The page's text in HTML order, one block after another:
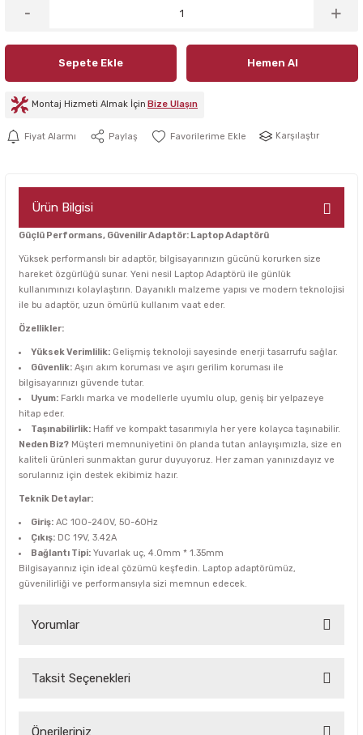
Sepete Ekle Hemen Al
Montaj Hizmeti Almak İçin Bize Ulaşın
Fiyat Alarmı Paylaş Karşılaştır
Ürün Bilgisi
Güçlü Performans, Güvenilir Adaptör: Laptop Adaptörü
Yüksek performanslı bir adaptör, bilgisayarınızın gücünü korurken size
hareket özgürlüğü sunar. Yeni nesil Laptop Adaptörü ile günlük
kullanımınızı kolaylaştırın. Dayanıklı malzeme yapısı ve modern teknolojisi
ile bu adaptör, uzun ömürlü kullanım vaat eder.
Özellikler:
Yüksek Verimlilik: Gelişmiş teknoloji sayesinde enerji tasarrufu sağlar.
Güvenlik: Aşırı akım koruması ve aşırı gerilim koruması ile
bilgisayarınızı güvende tutar.
Uyum: Farklı marka ve modellerle uyumlu olup, geniş bir yelpazeye
hitap eder.
Taşınabilirlik: Hafif ve kompakt tasarımıyla her yere kolayca taşınabilir.
Neden Biz? Müşteri memnuniyetini ön planda tutan anlayışımızla, size en
kaliteli ürünleri sunmaktan gurur duyuyoruz. Her zaman yanınızdayız ve
sorularınız için destek ekibimiz hazır.
Teknik Detaylar:
Giriş: AC 100-240V, 50-60Hz
Çıkış: DC 19V, 3.42A
Bağlantı Tipi: Yuvarlak uç, 4.0mm * 1.35mm
Bilgisayarınız için ideal çözümü keşfedin. Laptop adaptörümüz,
güvenilirliği ve performansıyla sizi memnun edecek.
Yorumlar
Bu ürüne ilk yorumu siz yapın!
Taksit Seçenekleri
Önerileriniz